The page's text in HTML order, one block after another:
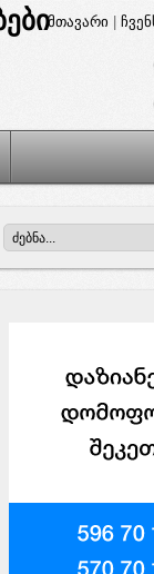
მთავარი